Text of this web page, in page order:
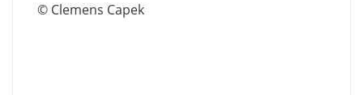
© Clemens Capek